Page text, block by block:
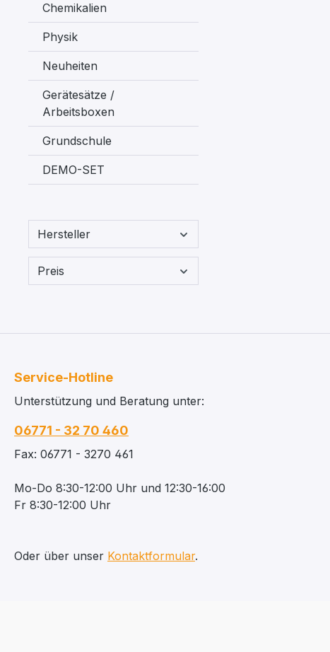
Chemikalien
Physik
Neuheiten
Gerätesätze /
Arbeitsboxen
Grundschule
DEMO-SET
Hersteller
Preis
Service-Hotline
Unterstützung und Beratung unter:
06771 - 32 70 460
Fax: 06771 - 3270 461
Mo-Do 8:30-12:00 Uhr und 12:30-16:00
Fr 8:30-12:00 Uhr
Oder über unser Kontaktformular.